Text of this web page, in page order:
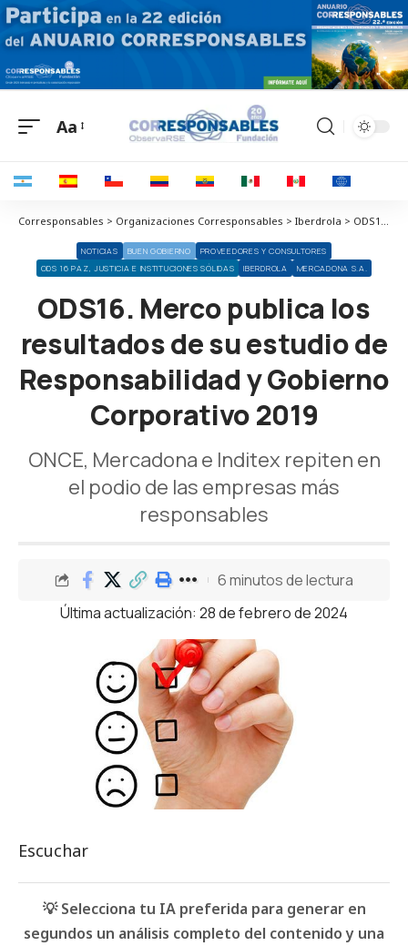
Aa
Corresponsables > Organizaciones Corresponsables > Iberdrola > ODS16. Merco publica los resultados de su estudio de Responsabilidad y Gobierno Corporativo 2019
NOTICIAS BUEN GOBIERNO
PROVEEDORES Y CONSULTORES
ODS 16 PAZ, JUSTICIA E INSTITUCIONES SÓLIDAS
IBERDROLA MERCADONA S.A.
ODS16. Merco publica los
resultados de su estudio de
Responsabilidad y Gobierno
Corporativo 2019
ONCE, Mercadona e Inditex repiten en
el podio de las empresas más
responsables
Última actualización: 28 de febrero de 2024
6 minutos de lectura
Escuchar
💡 Selecciona tu IA preferida para generar en
segundos un análisis completo del contenido y una